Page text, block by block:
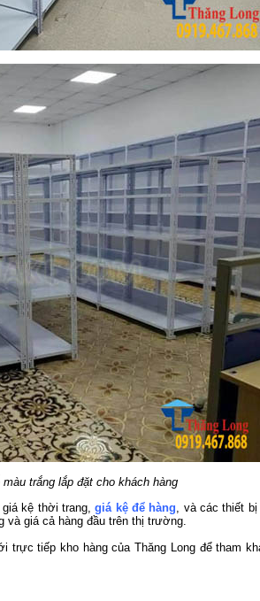
trắng lắp đặt cho khách hàng
giá kệ thời trang,giá kệ để hàng, và các thiết bị
và giá cả hàng đầu trên thị trường.
trực tiếp kho hàng của Thăng Long để tham